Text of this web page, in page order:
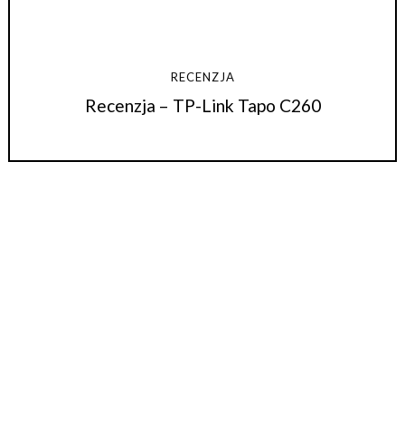
RECENZJA
Recenzja – TP-Link Tapo C260